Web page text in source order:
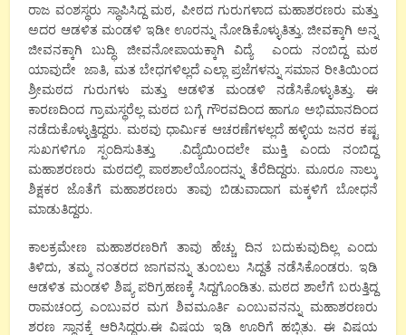
ರಾಜ ವಂಶಸ್ಥರು ಸ್ಥಾಪಿಸಿದ್ದ ಮಠ, ಪೀಠದ ಗುರುಗಳಾದ ಮಹಾಶರಣರು ಮತ್ತು
ಅದರ ಆಡಳಿತ ಮಂಡಳಿ ಇಡೀ ಊರನ್ನು ನೋಡಿಕೊಳ್ಳುತಿತ್ತು. ಜೀವಕ್ಕಾಗಿ ಅನ್ನ
ಜೀವನಕ್ಕಾಗಿ ಬುದ್ಧಿ. ಜೀವನೋಪಾಯಕ್ಕಾಗಿ ವಿದ್ಯೆ ಎಂದು ನಂಬಿದ್ದ ಮಠ
ಯಾವುದೇ ಜಾತಿ, ಮತ ಬೇಧಗಳಿಲ್ಲದೆ ಎಲ್ಲಾ ಪ್ರಜೆಗಳನ್ನು ಸಮಾನ ರೀತಿಯಿಂದ
ಶ್ರೀಮಠದ ಗುರುಗಳು ಮತ್ತು ಆಡಳಿತ ಮಂಡಳಿ ನಡೆಸಿಕೊಳ್ಳುತಿತ್ತು. ಈ
ಕಾರಣದಿಂದ ಗ್ರಾಮಸ್ಥರೆಲ್ಲ ಮಠದ ಬಗ್ಗೆ ಗೌರವದಿಂದ ಹಾಗೂ ಅಭಿಮಾನದಿಂದ
ನಡೆದುಕೊಳ್ಳುತ್ತಿದ್ದರು. ಮಠವು ಧಾರ್ಮಿಕ ಆಚರಣೆಗಳಲ್ಲದೆ ಹಳ್ಳಿಯ ಜನರ ಕಷ್ಟ
ಸುಖಗಳಿಗೂ ಸ್ಪಂದಿಸುತಿತ್ತು .ವಿದ್ಯೆಯಿoದಲೇ ಮುಕ್ತಿ ಎಂದು ನಂಬಿದ್ದ
ಮಹಾಶರಣರು ಮಠದಲ್ಲಿ ಪಾಠಶಾಲೆಯೊಂದನ್ನು ತೆರೆದಿದ್ದರು. ಮೂರೂ ನಾಲ್ಕು
ಶಿಕ್ಷಕರ ಜೊತೆಗೆ ಮಹಾಶರಣರು ತಾವು ಬಿಡುವಾದಾಗ ಮಕ್ಕಳಿಗೆ ಬೋಧನೆ
ಮಾಡುತಿದ್ದರು.
ಕಾಲಕ್ರಮೇಣ ಮಹಾಶರಣರಿಗೆ ತಾವು ಹೆಚ್ಚು ದಿನ ಬದುಕುವುದಿಲ್ಲ ಎಂದು
ತಿಳಿದು, ತಮ್ಮ ನಂತರದ ಜಾಗವನ್ನು ತುಂಬಲು ಸಿದ್ದತೆ ನಡೆಸಿಕೊಂಡರು. ಇಡಿ
ಆಡಳಿತ ಮಂಡಳಿ ಶಿಷ್ಯ ಪರಿಗ್ರಹಣಕ್ಕೆ ಸಿದ್ದಗೊಂಡಿತು. ಮಠದ ಶಾಲೆಗೆ ಬರುತ್ತಿದ್ದ
ರಾಮಚಂದ್ರ ಎಂಬುವರ ಮಗ ಶಿವಮೂರ್ತಿ ಎಂಬುವನನ್ನು ಮಹಾಶರಣರು
ಶರಣ ಸ್ಥಾನಕ್ಕೆ ಆರಿಸಿದ್ದರು.ಈ ವಿಷಯ ಇಡಿ ಊರಿಗೆ ಹಬ್ಬಿತು. ಈ ವಿಷಯ